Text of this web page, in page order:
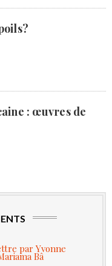
: œuvres de
par Yvonne
Bâ